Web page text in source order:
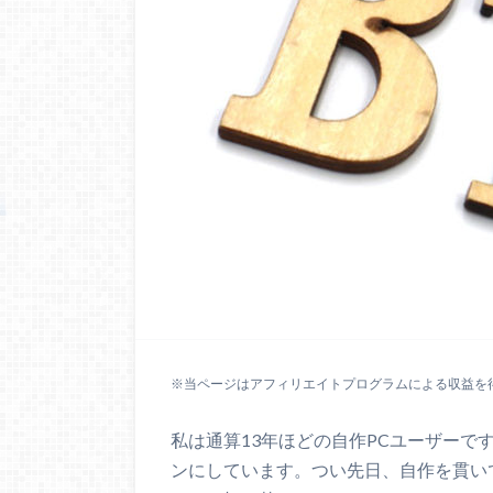
※当ページはアフィリエイトプログラムによる収益を
私は通算13年ほどの自作PCユーザーで
ンにしています。つい先日、自作を貫